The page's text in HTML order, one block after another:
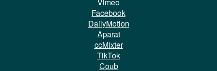
Facebook
DailyMotion
Aparat
ccMixter
TikTok
Coub